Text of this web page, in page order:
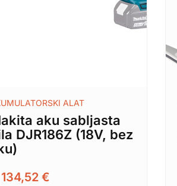
ALAT
aku sabljasta
DJR186Z (18V, bez
134,52 €